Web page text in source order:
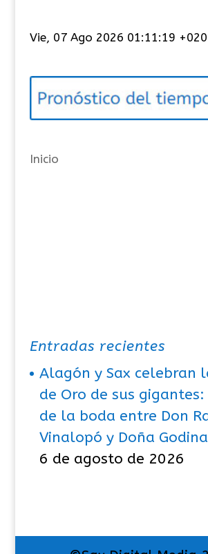
e
o
í
s
Vie, 07 Ago 2026 01:11:20
Inicio
Entradas recientes
Alagón y Sax celebran
de Oro de sus
de la boda entre Don
Vinalopó y Doña
6 de agosto de 2026